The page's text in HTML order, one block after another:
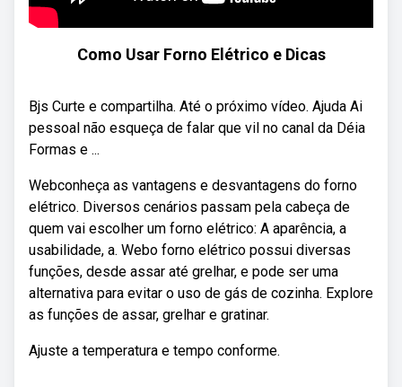
Como Usar Forno Elétrico e Dicas
Bjs Curte e compartilha. Até o próximo vídeo. Ajuda Ai
pessoal não esqueça de falar que vil no canal da Déia
Formas e ...
Webconheça as vantagens e desvantagens do forno
elétrico. Diversos cenários passam pela cabeça de
quem vai escolher um forno elétrico: A aparência, a
usabilidade, a. Webo forno elétrico possui diversas
funções, desde assar até grelhar, e pode ser uma
alternativa para evitar o uso de gás de cozinha. Explore
as funções de assar, grelhar e gratinar.
Ajuste a temperatura e tempo conforme.